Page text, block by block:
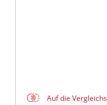
Auf die